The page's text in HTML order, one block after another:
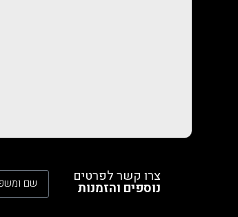
צרו קשר לפרטים
נוספים והזמנות